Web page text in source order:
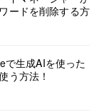
ードを削除する方
で生成AIを使った
う方法！